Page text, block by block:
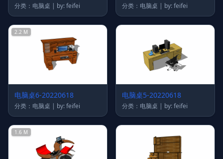
分类：电脑桌 | by: feifei 分类：电脑桌 | by: feifei
2.2 M
电脑桌6-20220618
分类：电脑桌 | by: feifei
电脑桌5-20220618
分类：电脑桌 | by: feifei
1.6 M